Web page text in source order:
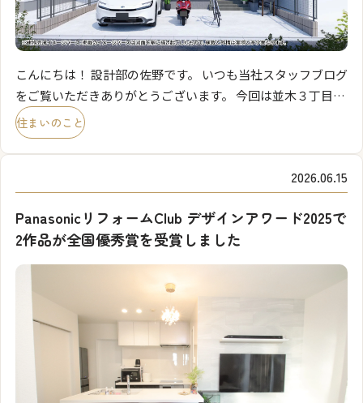
こんにちは！ 設計部の佐野です。 いつも当社スタッフブログ
をご覧いただきありがとうございます。 今回は並木３丁目の
分譲住宅のご紹介です。 南側のタイルテラスと吹き抜けで、
とても開放的で、陽だまりのある間取りとなっておりま […]
住まいのこと
2026.06.15
PanasonicリフォームClub デザインアワード2025で
2作品が全国優秀賞を受賞しました